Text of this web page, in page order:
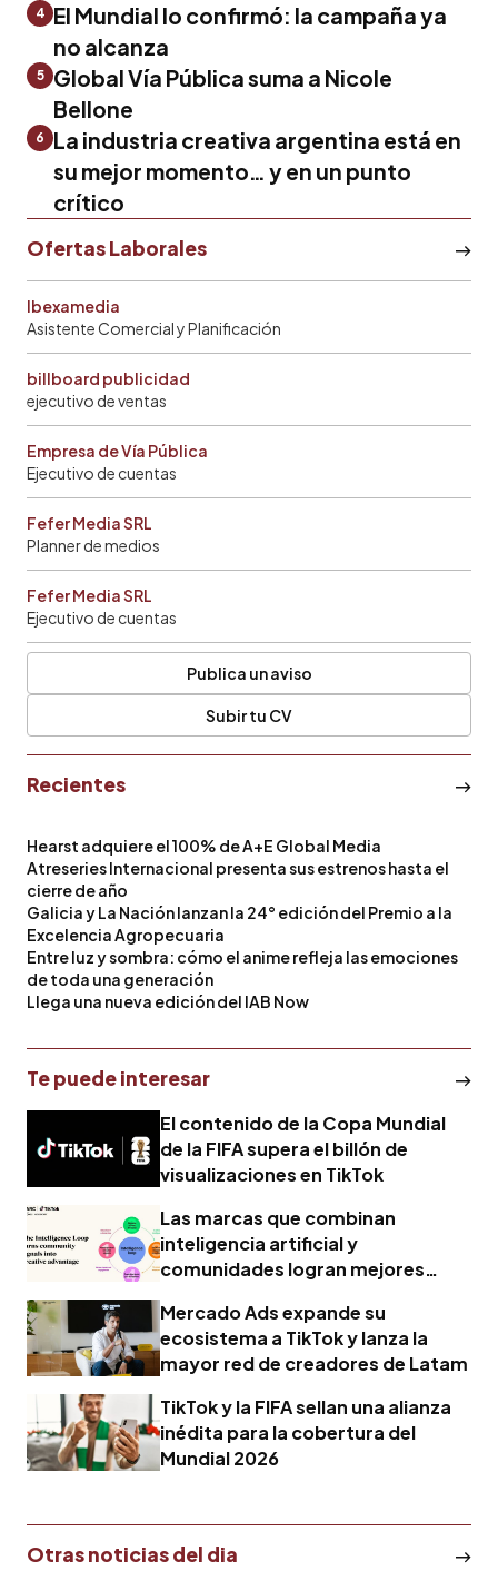
4 El Mundial lo confirmó: la campaña ya
no alcanza
5
Global Vía Pública suma a Nicole
Bellone
6
La industria creativa argentina está en
su mejor momento… y en un punto
crítico
Ofertas Laborales
Ibexamedia
Asistente Comercial y Planificación
billboard publicidad
ejecutivo de ventas
Empresa de Vía Pública
Ejecutivo de cuentas
Fefer Media SRL
Planner de medios
Fefer Media SRL
Ejecutivo de cuentas
Publica un aviso
Subir tu CV
Recientes
Hearst adquiere el 100% de A+E Global Media
Atreseries Internacional presenta sus estrenos hasta el
cierre de año
Galicia y La Nación lanzan la 24° edición del Premio a la
Excelencia Agropecuaria
Entre luz y sombra: cómo el anime refleja las emociones
de toda una generación
Llega una nueva edición del IAB Now
Te puede interesar
El contenido de la Copa Mundial
de la FIFA supera el billón de
visualizaciones en TikTok
Las marcas que combinan
inteligencia artificial y
comunidades logran mejores
Mercado Ads expande su
ecosistema a TikTok y lanza la
mayor red de creadores de Latam
TikTok y la FIFA sellan una alianza
inédita para la cobertura del
Mundial 2026
Otras noticias del dia